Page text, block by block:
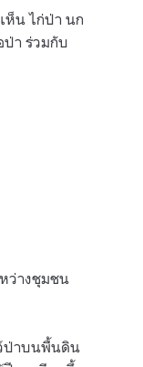
ห็น ไก่ป่า นก
ป่า ร่วมกับ
ว่างชุมชน
ป่าบนพื้นดิน